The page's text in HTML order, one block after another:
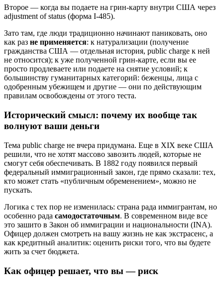
Второе — когда вы подаете на грин-карту внутри США через
adjustment of status (форма I-485).
Зато там, где люди традиционно начинают паниковать, оно
как раз не применяется: к натурализации (получение
гражданства США — отдельная история, public charge к ней
не относится); к уже полученной грин-карте, если вы ее
просто продлеваете или подаете на снятие условий; к
большинству гуманитарных категорий: беженцы, лица с
одобренным убежищем и другие — они по действующим
правилам освобождены от этого теста.
Исторический смысл: почему их вообще так
волнуют ваши деньги
Тема public charge не вчера придумана. Еще в XIX веке США
решили, что не хотят массово завозить людей, которые не
смогут себя обеспечивать. В 1882 году появился первый
федеральный иммиграционный закон, где прямо сказали: тех,
кто может стать «публичным обременением», можно не
пускать.
Логика с тех пор не изменилась: страна рада иммигрантам, но
особенно рада самодостаточным. В современном виде все
это зашито в Закон об иммиграции и национальности (INA).
Офицер должен смотреть на вашу жизнь не как экстрасенс, а
как кредитный аналитик: оценить риски того, что вы будете
жить за счет бюджета.
Как офицер решает, что вы — риск